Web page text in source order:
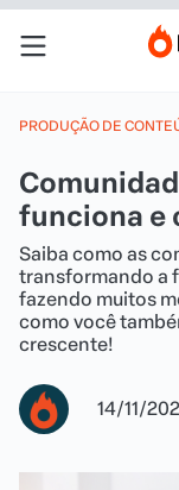
PRODUÇÃO DE
funciona e
Saiba como as
transformando a
fazendo muitos
como você
crescente!
14/11/